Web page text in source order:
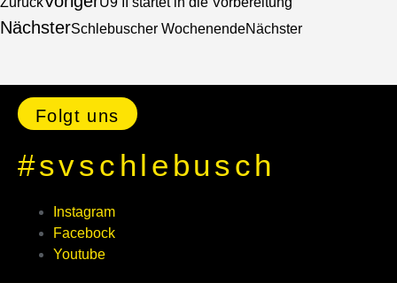
NächsterSchlebuscher WochenendeNächster
Folgt uns
#svschlebusch
Instagram
Facebock
Youtube